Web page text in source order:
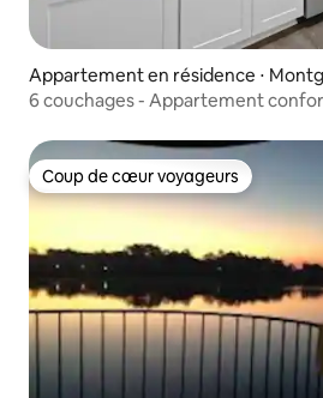
Appartement en résidence ⋅
6 couchages - Appartement
Coup de cœur voyageurs
Coup de cœur voyageurs